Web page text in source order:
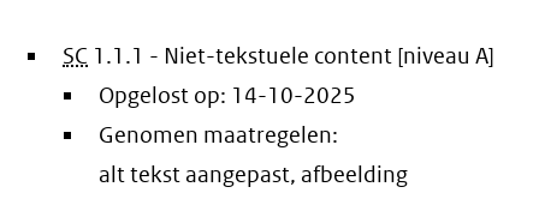
SC 1.1.1 - Niet-tekstuele content [niveau A]
Opgelost op: 14-10-2025
Genomen maatregelen:
alt tekst aangepast, afbeelding